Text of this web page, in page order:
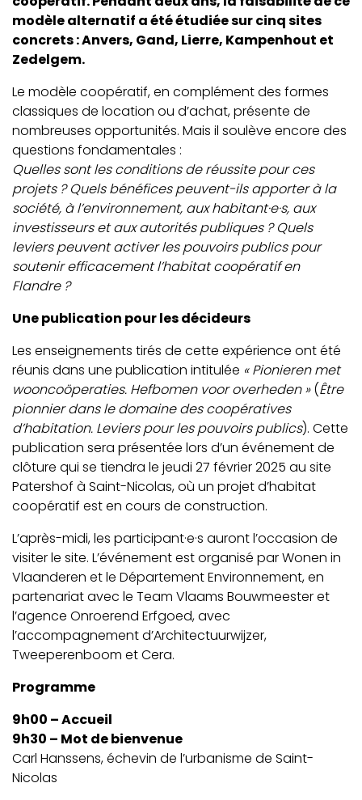
modèle alternatif a été étudiée sur cinq sites
concrets : Anvers, Gand, Lierre, Kampenhout et
Zedelgem.
Le modèle coopératif, en complément des formes
classiques de location ou d’achat, présente de
nombreuses opportunités. Mais il soulève encore des
questions fondamentales :
Quelles sont les conditions de réussite pour ces
projets ? Quels bénéfices peuvent-ils apporter à la
société, à l’environnement, aux habitant·e·s, aux
investisseurs et aux autorités publiques ? Quels
leviers peuvent activer les pouvoirs publics pour
soutenir efficacement l’habitat coopératif en
Flandre ?
Une publication pour les décideurs
Les enseignements tirés de cette expérience ont été
réunis dans une publication intitulée « Pionieren met
wooncoöperaties. Hefbomen voor overheden »(Être
pionnier dans le domaine des coopératives
d’habitation. Leviers pour les pouvoirs publics). Cette
publication sera présentée lors d’un événement de
clôture qui se tiendra le jeudi 27 février 2025 au site
Patershof à Saint-Nicolas, où un projet d’habitat
coopératif est en cours de construction.
L’après-midi, les participant·e·s auront l’occasion de
visiter le site. L’événement est organisé par Wonen in
Vlaanderen et le Département Environnement, en
partenariat avec le Team Vlaams Bouwmeester et
l’agence Onroerend Erfgoed, avec
l’accompagnement d’Architectuurwijzer,
Tweeperenboom et Cera.
Programme
9h00 – Accueil
9h30 – Mot de bienvenue
Carl Hanssens, échevin de l’urbanisme de Saint-
Nicolas